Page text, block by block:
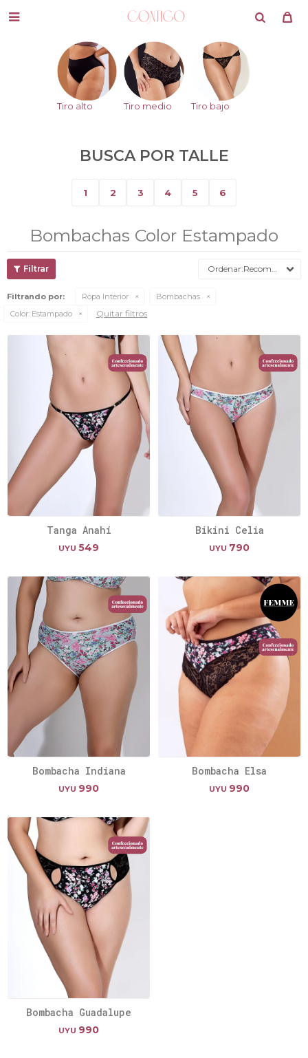

Tiro alto Tiro medio Tiro bajo
BUSCA POR TALLE
1 2 3 4 5 6
Bombachas Color Estampado
Recomendados
Filtrando por: Ropa Interior
Bombachas
Color: Estampado Quitar filtros
Tanga Anahí
UYU 549
Bikini Celia
UYU 790
Bombacha Indiana
UYU 990
Bombacha Elsa
UYU 990
Bombacha Guadalupe
UYU 990